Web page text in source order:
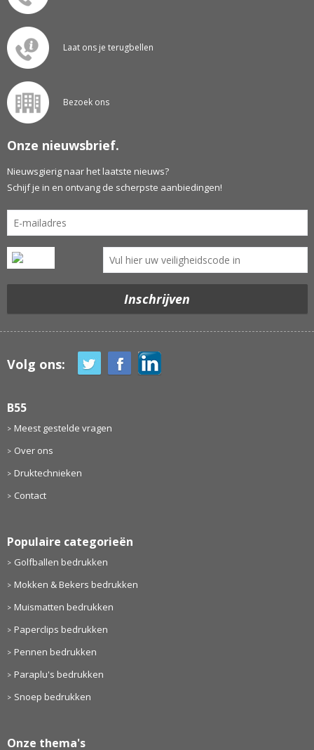
Laat ons je terugbellen
Bezoek ons
Onze nieuwsbrief.
Nieuwsgierig naar het laatste nieuws?
Schijf je in en ontvang de scherpste aanbiedingen!
Volg ons:
B55
Meest gestelde vragen
Over ons
Druktechnieken
Contact
Populaire categorieën
Golfballen bedrukken
Mokken & Bekers bedrukken
Muismatten bedrukken
Paperclips bedrukken
Pennen bedrukken
Paraplu's bedrukken
Snoep bedrukken
Onze thema's